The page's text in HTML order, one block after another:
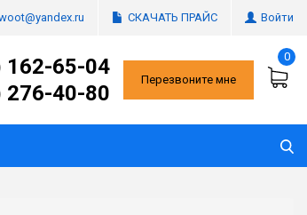
СКАЧАТЬ ПРАЙС Войти
162-65-04
276-40-80
Перезвоните мне
0